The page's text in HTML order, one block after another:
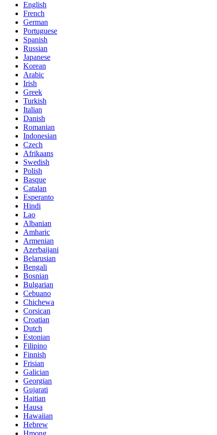
English
French
German
Portuguese
Spanish
Russian
Japanese
Korean
Arabic
Irish
Greek
Turkish
Italian
Danish
Romanian
Indonesian
Czech
Afrikaans
Swedish
Polish
Basque
Catalan
Esperanto
Hindi
Lao
Albanian
Amharic
Armenian
Azerbaijani
Belarusian
Bengali
Bosnian
Bulgarian
Cebuano
Chichewa
Corsican
Croatian
Dutch
Estonian
Filipino
Finnish
Frisian
Galician
Georgian
Gujarati
Haitian
Hausa
Hawaiian
Hebrew
Hmong